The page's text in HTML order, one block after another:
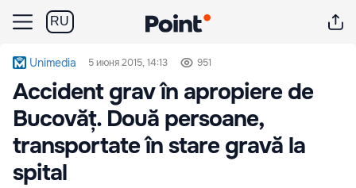
RU
Unimedia 5 июня 2015, 14:13 951
Accident grav în apropiere de
Bucovăț. Două persoane,
transportate în stare gravă la
spital